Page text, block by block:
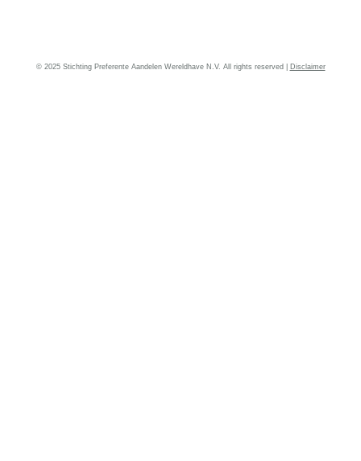
© 2025 Stichting Preferente Aandelen Wereldhave N.V. All rights reserved | Disclaimer